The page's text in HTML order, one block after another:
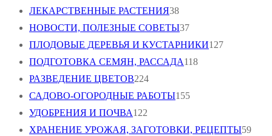
ЛЕКАРСТВЕННЫЕ РАСТЕНИЯ38
НОВОСТИ, ПОЛЕЗНЫЕ СОВЕТЫ37
ПЛОДОВЫЕ ДЕРЕВЬЯ И КУСТАРНИКИ127
ПОДГОТОВКА СЕМЯН, РАССАДА118
РАЗВЕДЕНИЕ ЦВЕТОВ224
САДОВО-ОГОРОДНЫЕ РАБОТЫ155
УДОБРЕНИЯ И ПОЧВА122
ХРАНЕНИЕ УРОЖАЯ, ЗАГОТОВКИ, РЕЦЕПТЫ59